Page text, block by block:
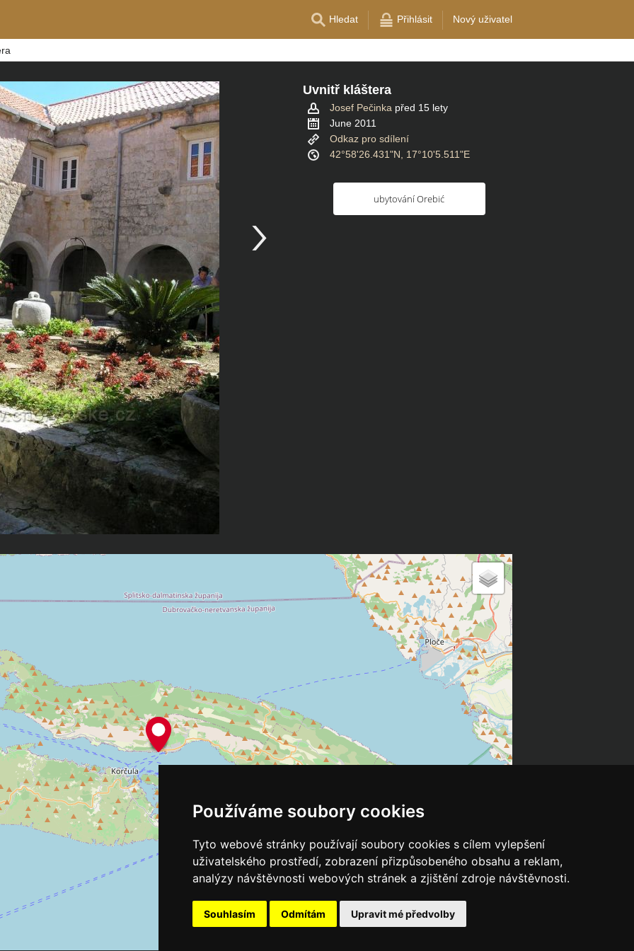
Používáme soubory cookies
Tyto webové stránky používají soubory cookies s cílem vylepšení
uživatelského prostředí, zobrazení přizpůsobeného obsahu a reklam,
analýzy návštěvnosti webových stránek a zjištění zdroje návštěvnosti.
Souhlasím Odmítám Upravit mé předvolby
Hledat Přihlásit Nový uživatel
Uvnitř kláštera
Josef Pečinka před 15 lety
June 2011
Odkaz pro sdílení
42°58'26.431"N, 17°10'5.511"E
ubytování Orebić